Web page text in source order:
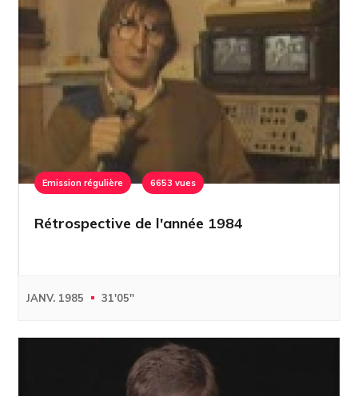
Emission régulière 6653 vues
Rétrospective de l'année 1984
JANV. 1985 31'05''